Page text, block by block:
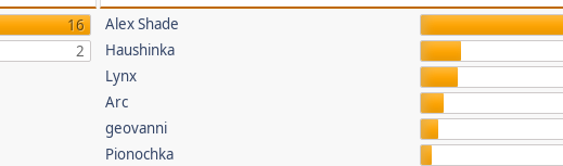
16
2
Alex Shade
Haushinka
Lynx
Arc
geovanni
Pionochka